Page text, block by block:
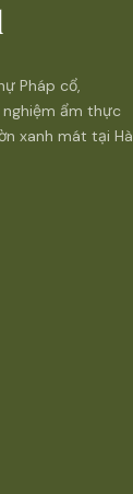
Pháp cổ,
ẩm thực
xanh mát tại Hà